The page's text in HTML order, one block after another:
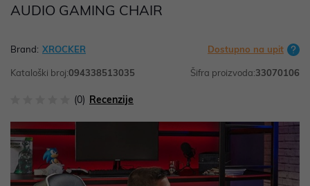
AUDIO GAMING CHAIR
Brand: XROCKER Dostupno na upit
Kataloški broj:094338513035 Šifra proizvoda:33070106
(0) Recenzije